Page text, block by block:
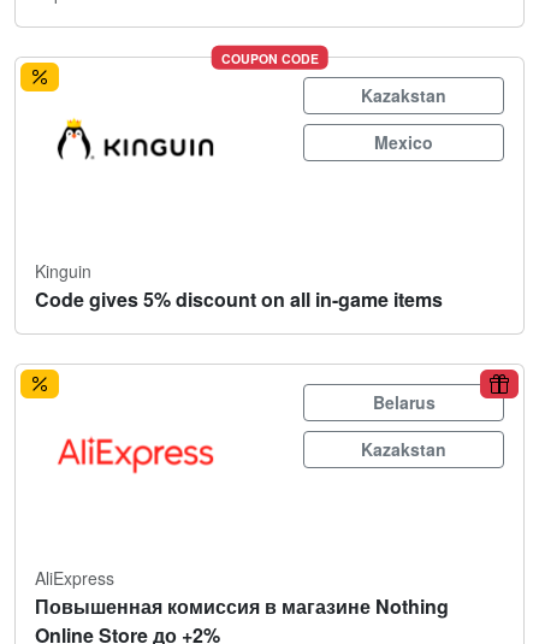
COUPON CODE
Kazakstan
Mexico
Kinguin
Code gives 5% discount on all in-game items
Belarus
Kazakstan
AliExpress
Повышенная комиссия в магазине Nothing
Online Store до +2%